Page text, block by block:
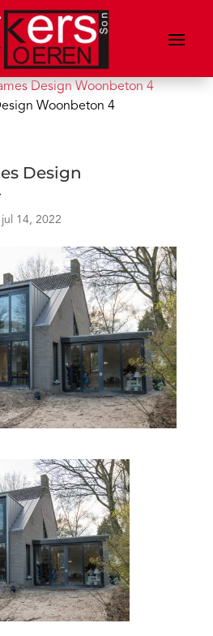
Design Woonbeton 4
Woonbeton 4
Design
jul 14, 2022